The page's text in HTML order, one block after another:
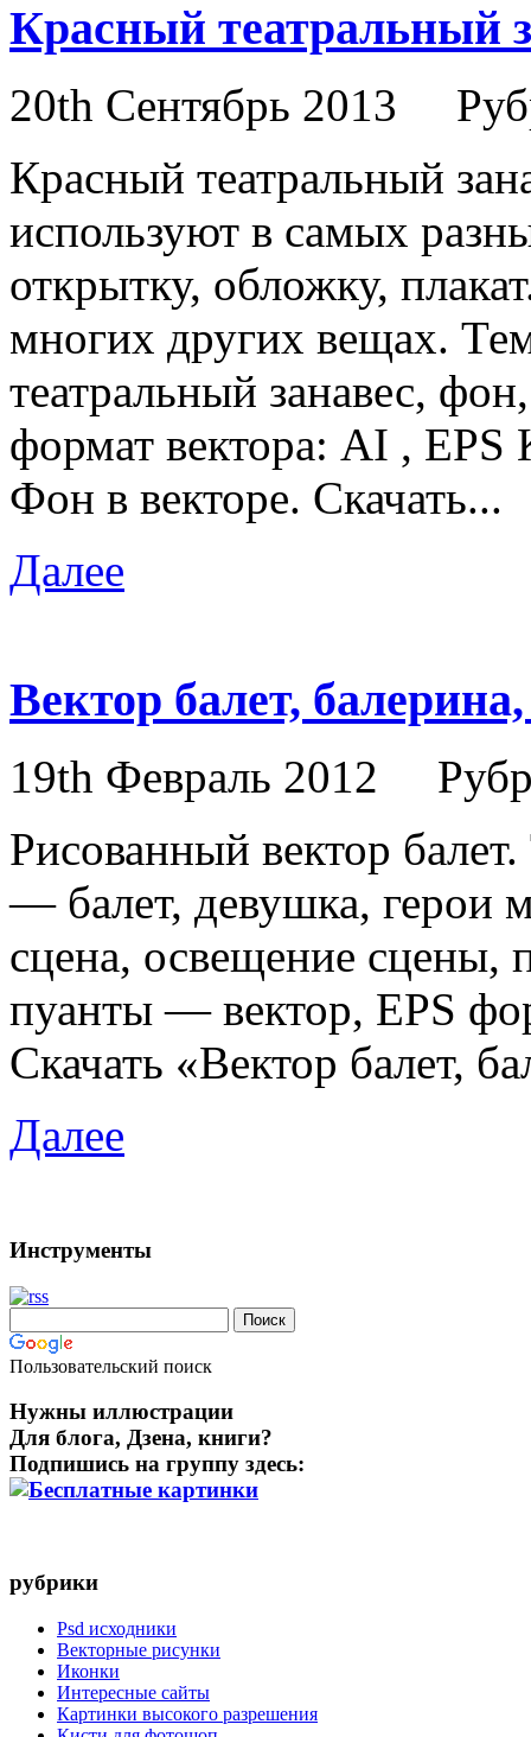
Красный театральный
20th Сентябрь 2013
Красный театральный
используют в самых
открытку, обложку,
многих других вещах.
театральный занавес,
формат вектора: AI , EPS
Фон в векторе. Скачать...
Далее
Вектор балет,
19th Февраль 2012
Рисованный вектор
— балет, девушка, герои
сцена, освещение сцены,
пуанты — вектор, EPS
Скачать «Вектор балет,
Далее
Инструменты
Пользовательский поиск
Нужны иллюстрации
Для блога, Дзена, книги?
Подпишись на группу здесь:
рубрики
Psd исходники
Векторные рисунки
Иконки
Интересные сайты
Картинки высокого разрешения